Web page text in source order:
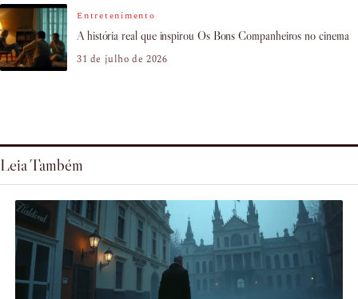
Entretenimento
A história real que inspirou Os Bons Companheiros no cinema
31 de julho de 2026
Leia Também